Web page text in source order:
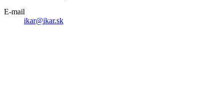
E-mail
ikar@ikar.sk